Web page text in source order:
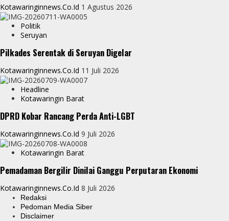
Kotawaringinnews.co.id 1 Agustus 2026
Politik
Seruyan
Pilkades Serentak di Seruyan Digelar
Kotawaringinnews.co.id 11 Juli 2026
Headline
Kotawaringin Barat
DPRD Kobar Rancang Perda Anti-LGBT
Kotawaringinnews.co.id 9 Juli 2026
Kotawaringin Barat
Pemadaman Bergilir Dinilai Ganggu Perputaran Ekonomi
Kotawaringinnews.co.id 8 Juli 2026
Redaksi
Pedoman Media Siber
Disclaimer